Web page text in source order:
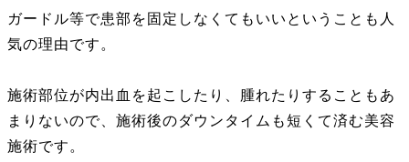
ガードル等で患部を固定しなくてもいいということも人
気の理由です。
施術部位が内出血を起こしたり、腫れたりすることもあ
まりないので、施術後のダウンタイムも短くて済む美容
施術です。